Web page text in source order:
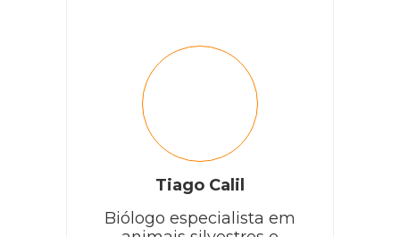
Tiago Calil
Biólogo especialista em